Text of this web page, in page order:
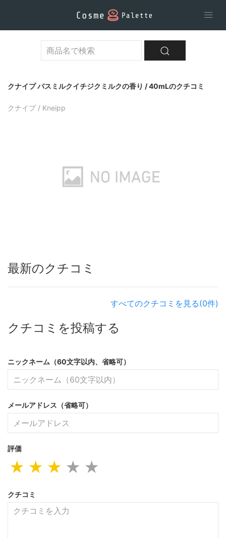
クナイプ バスミルクイチジクミルクの香り / 40mLのクチコミ
クナイプ / Kneipp
最新のクチコミ
すべてのクチコミを見る(0件)
クチコミを投稿する
ニックネーム（60文字以内、省略可）
メールアドレス（省略可）
評価
★
★
★
★
★
クチコミ